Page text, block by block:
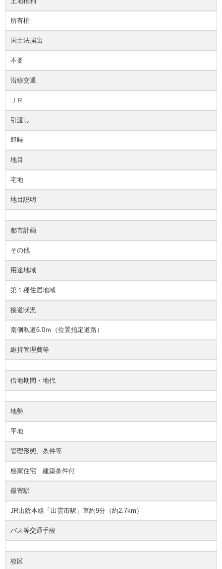
所有権
国土法届出
不要
沿線交通
ＪＲ
引渡し
即時
地目
宅地
地目説明
都市計画
その他
用途地域
第１種住居地域
接道状況
南側私道6.0ｍ（位置指定道路）
維持管理費等
借地期間・地代
地勢
平地
管理形態、条件等
桧家住宅 建築条件付
最寄駅
JR山陰本線「出雲市駅」車約9分（約2.7km）
バス等交通手段
校区